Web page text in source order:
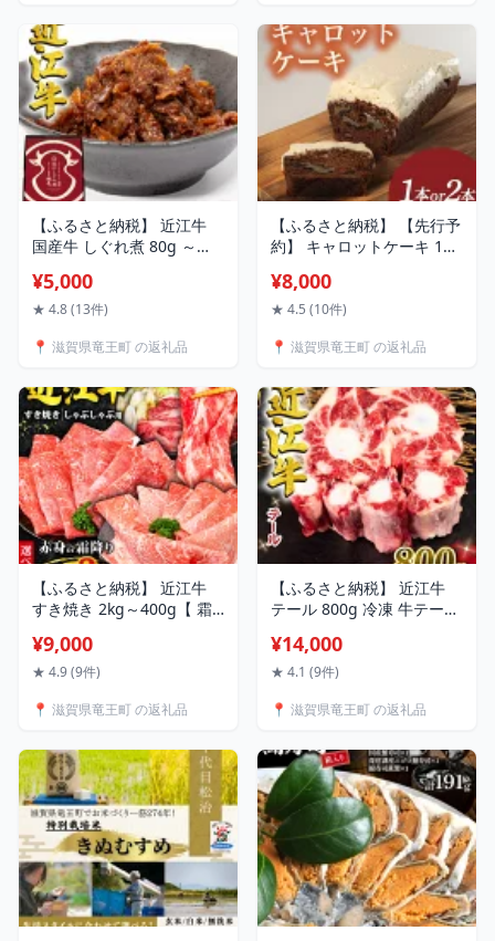
ギフト 近江 滋賀県 竜王町
岡喜 スーパーセール
もみじ 大人気 希少 卵かけ
ご飯 タマゴ 産地直送 ）
【ふるさと納税】 近江牛
国産牛 しぐれ煮 80g ～
黒毛和牛 牛しぐれ ごはん
のお供 牛肉 牛 肉 ふるさと
漬け おつまみ 三大和牛 贈
喜 神戸牛 松阪牛 に並ぶ 日
本三大和牛 5000円 10000
円 以下
¥5,000
★ 4.8 (13件)
📍 滋賀県竜王町 の返礼品
【ふるさと納税】 【先行予
約】 キャロットケーキ 1本
子 甘い おいしい 美味しい
スイーツ お菓子 おやつ ご
誕生日 プレゼント ギフト
県 竜王町 くるみ スパイス
ナッツ 美味しい
¥8,000
★ 4.5 (10件)
📍 滋賀県竜王町 の返礼品
【ふるさと納税】 近江牛
すき焼き 2kg～400g【 霜
選べる 】 黒毛和牛 牛肉 ふ
るさと納税 ランキング 肉
すきやき 牛肉 しゃぶしゃ
イス ) 竜王町 和牛 冷凍 鍋
国産 焼肉 すだく 滋賀県
¥9,000
★ 4.9 (9件)
📍 滋賀県竜王町 の返礼品
【ふるさと納税】 近江牛
テール 800g 冷凍 牛テール
大和牛 カレー スープ 贈り
物 ギフト 滋賀県 竜王町 岡
本三大和牛 希少部位 発送
ル テールスープ 出汁 国産
和牛 お買い物マラソン
¥14,000
★ 4.1 (9件)
📍 滋賀県竜王町 の返礼品